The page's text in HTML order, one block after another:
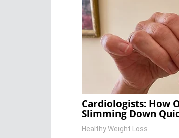
Cardiologists: How
Slimming Down
Healthy Weight Loss